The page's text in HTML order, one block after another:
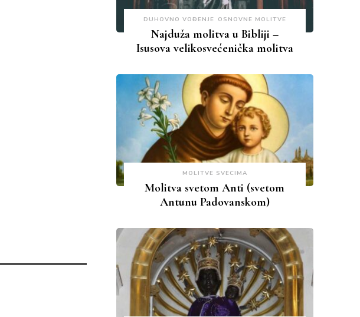
DUHOVNO VOĐENJE OSNOVNE MOLITVE
Najduža molitva u Bibliji –
Isusova velikosvećenička molitva
MOLITVE SVECIMA
Molitva svetom Anti (svetom
Antunu Padovanskom)